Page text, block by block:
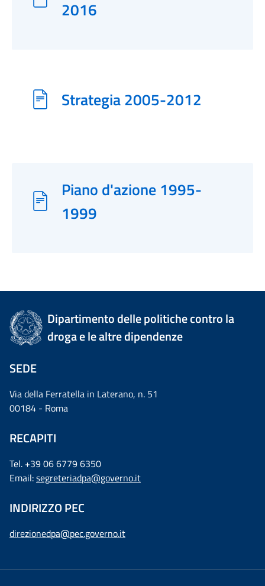
2016
Strategia 2005-2012
Piano d'azione 1995-
1999
Dipartimento delle politiche contro la
droga e le altre dipendenze
SEDE
Via della Ferratella in Laterano, n. 51
00184 - Roma
RECAPITI
Tel. +39 06 6779 6350
Email:segreteriadpa@governo.it
INDIRIZZO PEC
direzionedpa@pec.governo.it